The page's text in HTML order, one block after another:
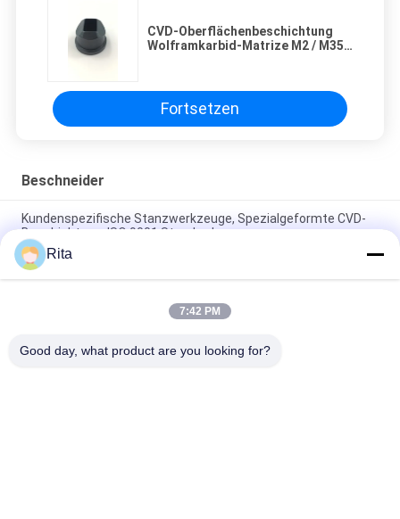
CVD-Oberflächenbeschichtung
Wolframkarbid-Matrize M2 / M35 /
Fortsetzen
Beschneider
Kundenspezifische Stanzwerkzeuge, Spezialgeformte CVD-
Beschichtung, ISO 9001 Standard
M35 M42 Schneid- und Stanzwerkzeuge, Sonderanfertigung
Stanzwerkzeug mit sechseckiger Form
Hexagon Bolt Head Trimming Die Spiegel Polieren vor und nach
Rita
7:42 PM
Good day, what product are you looking for?